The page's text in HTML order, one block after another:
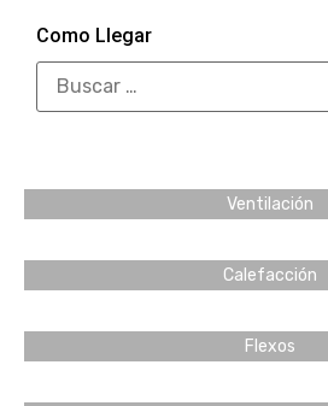
Como Llegar
Ventilación
Calefacción
Flexos